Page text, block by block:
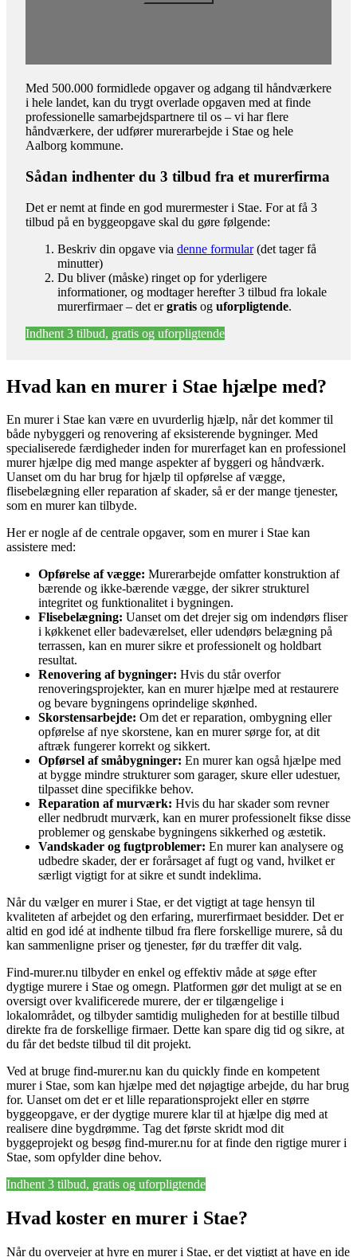
Med 500.000 formidlede opgaver og adgang til håndværkere
i hele landet, kan du trygt overlade opgaven med at finde
professionelle samarbejdspartnere til os – vi har flere
håndværkere, der udfører murerarbejde i Stae og hele
Aalborg kommune.
Sådan indhenter du 3 tilbud fra et murerfirma
Det er nemt at finde en god murermester i Stae. For at få 3
tilbud på en byggeopgave skal du gøre følgende:
Beskriv din opgave via denne formular(det tager få
minutter)
Du bliver (måske) ringet op for yderligere
informationer, og modtager herefter 3 tilbud fra lokale
murerfirmaer – det ergratis og uforpligtende.
Indhent 3 tilbud, gratis og uforpligtende
Hvad kan en murer i Stae hjælpe med?
En murer i Stae kan være en uvurderlig hjælp, når det kommer til
både nybyggeri og renovering af eksisterende bygninger. Med
specialiserede færdigheder inden for murerfaget kan en professionel
murer hjælpe dig med mange aspekter af byggeri og håndværk.
Uanset om du har brug for hjælp til opførelse af vægge,
flisebelægning eller reparation af skader, så er der mange tjenester,
som en murer kan tilbyde.
Her er nogle af de centrale opgaver, som en murer i Stae kan
assistere med:
Opførelse af vægge: Murerarbejde omfatter konstruktion af
bærende og ikke-bærende vægge, der sikrer strukturel
integritet og funktionalitet i bygningen.
Flisebelægning: Uanset om det drejer sig om indendørs fliser
i køkkenet eller badeværelset, eller udendørs belægning på
terrassen, kan en murer sikre et professionelt og holdbart
resultat.
Renovering af bygninger: Hvis du står overfor
renoveringsprojekter, kan en murer hjælpe med at restaurere
og bevare bygningens oprindelige skønhed.
Skorstensarbejde: Om det er reparation, ombygning eller
opførelse af nye skorstene, kan en murer sørge for, at dit
aftræk fungerer korrekt og sikkert.
Opførsel af småbygninger: En murer kan også hjælpe med
at bygge mindre strukturer som garager, skure eller udestuer,
tilpasset dine specifikke behov.
Reparation af murværk: Hvis du har skader som revner
eller nedbrudt murværk, kan en murer professionelt fikse disse
problemer og genskabe bygningens sikkerhed og æstetik.
Vandskader og fugtproblemer: En murer kan analysere og
udbedre skader, der er forårsaget af fugt og vand, hvilket er
særligt vigtigt for at sikre et sundt indeklima.
Når du vælger en murer i Stae, er det vigtigt at tage hensyn til
kvaliteten af arbejdet og den erfaring, murerfirmaet besidder. Det er
altid en god idé at indhente tilbud fra flere forskellige murere, så du
kan sammenligne priser og tjenester, før du træffer dit valg.
Find-murer.nu tilbyder en enkel og effektiv måde at søge efter
dygtige murere i Stae og omegn. Platformen gør det muligt at se en
oversigt over kvalificerede murere, der er tilgængelige i
lokalområdet, og tilbyder samtidig muligheden for at bestille tilbud
direkte fra de forskellige firmaer. Dette kan spare dig tid og sikre, at
du får det bedste tilbud til dit projekt.
Ved at bruge find-murer.nu kan du quickly finde en kompetent
murer i Stae, som kan hjælpe med det nøjagtige arbejde, du har brug
for. Uanset om det er et lille reparationsprojekt eller en større
byggeopgave, er der dygtige murere klar til at hjælpe dig med at
realisere dine bygdrømme. Tag det første skridt mod dit
byggeprojekt og besøg find-murer.nu for at finde den rigtige murer i
Stae, som opfylder dine behov.
Indhent 3 tilbud, gratis og uforpligtende
Hvad koster en murer i Stae?
Når du overvejer at hyre en murer i Stae, er det vigtigt at have en ide